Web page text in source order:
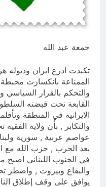
ازمة
الوطنية
جمعة عبد الله
تكبدت اذرع ايران وذيوله
الممناعة بانكسارت
والتحكم بالقرار
القابعة تحت قبضته
الايرانية في المنطقة
والتكابر , بأن ولاية
عواصم عربية , سورية
بعد الحرب , حزب الله مع
في الجنوب اللبناني اصبح
والبقاع وبيروت , واضطر